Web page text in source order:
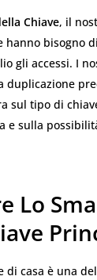
Chiave, il
hanno bisogno
gli accessi. I
duplicazione
sul tipo di
e sulla
Lo
di casa è una